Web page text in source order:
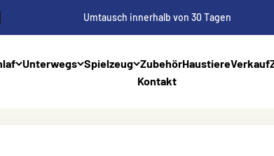
Umtausch innerhalb von 30 Tagen
Unterwegs Spielzeug ZubehörHaustiereVerkauf
Kontakt